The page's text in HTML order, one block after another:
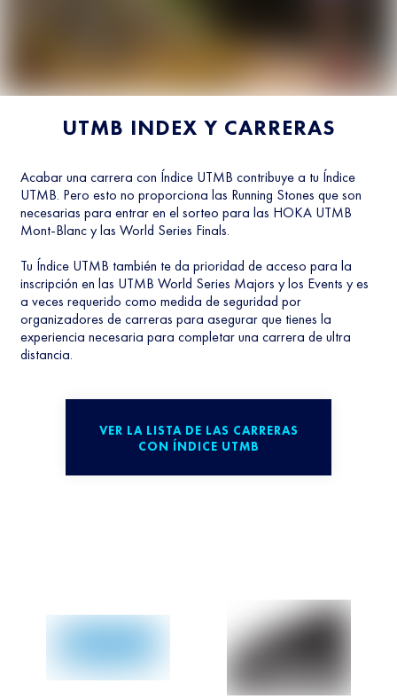
UTMB INDEX Y CARRERAS
Acabar una carrera con Índice UTMB contribuye a tu Índice
UTMB. Pero esto no proporciona las Running Stones que son
necesarias para entrar en el sorteo para las HOKA UTMB
Mont-Blanc y las World Series Finals.
Tu Índice UTMB también te da prioridad de acceso para la
inscripción en las UTMB World Series Majors y los Events y es
a veces requerido como medida de seguridad por
organizadores de carreras para asegurar que tienes la
experiencia necesaria para completar una carrera de ultra
distancia.
VER LA LISTA DE LAS CARRERAS
CON ÍNDICE UTMB